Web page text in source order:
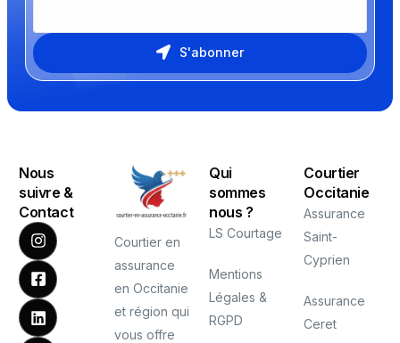
S'abonner
Courtier en
assurance
en Occitanie
et région qui
vous offre
Qui
sommes
nous ?
LS Courtage
Mentions
Légales &
RGPD
Courtier
Occitanie
Assurance
Saint-
Cyprien
Assurance
Ceret
Nous
suivre &
Contact